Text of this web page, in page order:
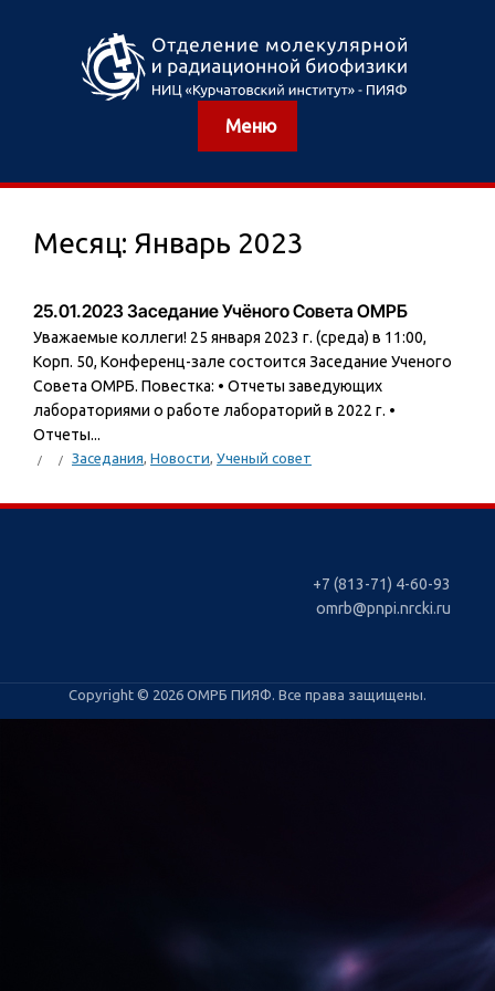
Меню
Месяц: Январь 2023
25.01.2023 Заседание Учёного Совета ОМРБ
Уважаемые коллеги! 25 января 2023 г. (среда) в 11:00,
Корп. 50, Конференц-зале состоится Заседание Ученого
Совета ОМРБ. Повестка: • Отчеты заведующих
лабораториями о работе лабораторий в 2022 г. •
Отчеты...
Заседания, Новости, Ученый совет
+7 (813-71) 4-60-93
omrb@pnpi.nrcki.ru
Copyright © 2026 ОМРБ ПИЯФ. Все права защищены.